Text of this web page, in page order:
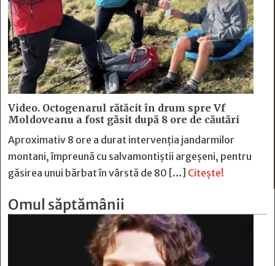
Video. Octogenarul rătăcit în drum spre Vf
Moldoveanu a fost găsit după 8 ore de căutări
Aproximativ 8 ore a durat intervenția jandarmilor
montani, împreună cu salvamontiștii argeșeni, pentru
găsirea unui bărbat în vârstă de 80 […] Citește!
Omul săptămânii